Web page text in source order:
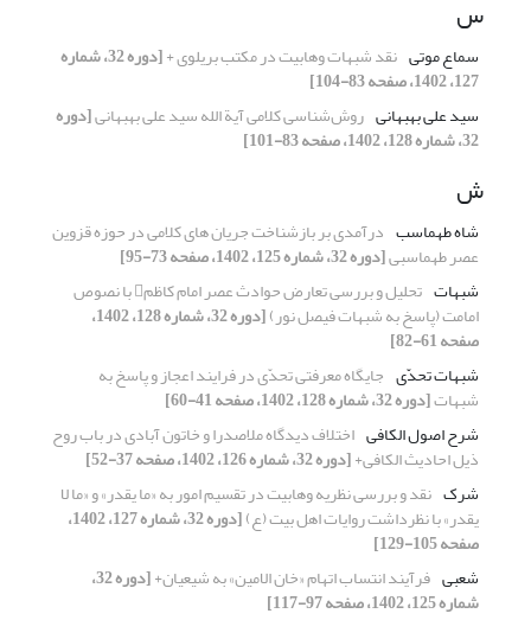
س
سماع موتی نقد شبهات وهابیت در مکتب بریلوی + [دوره 32، شماره
127، 1402، صفحه 83-104]
سید علی بهبهانی روش‌شناسی کلامی آیة الله سید علی بهبهانی[دوره
32، شماره 128، 1402، صفحه 83-101]
ش
شاه طهماسب درآمدی بر بازشناخت جریان‌ های کلامی در ‌حوزه قزوین
عصر طهماسبی[دوره 32، شماره 125، 1402، صفحه 73-95]
شبهات
تحلیل و بررسی تعارض حوادث عصر امام کاظم با نصوص
امامت (پاسخ به شبهات فیصل نور) [دوره 32، شماره 128، 1402،
صفحه 61-82]
شبهات تحدّی جایگاه معرفتی تحدّی در فرایند اعجاز و پاسخ به
شبهات[دوره 32، شماره 128، 1402، صفحه 41-60]
شرح اصول الکافی اختلاف دیدگاه ملاصدرا و خاتون آبادی در باب روح
ذیل احادیث الکافی+[دوره 32، شماره 126، 1402، صفحه 37-52]
شرک نقد و بررسی نظریه وهابیت در تقسیم امور به «ما یقدر» و «ما لا
یقدر» با نظرداشت روایات اهل بیت (ع) [دوره 32، شماره 127، 1402،
صفحه 105-129]
شعبی فرآیند انتساب اتهام «خان الامین» به شیعیان+ [دوره 32،
شماره 125، 1402، صفحه 97-117]